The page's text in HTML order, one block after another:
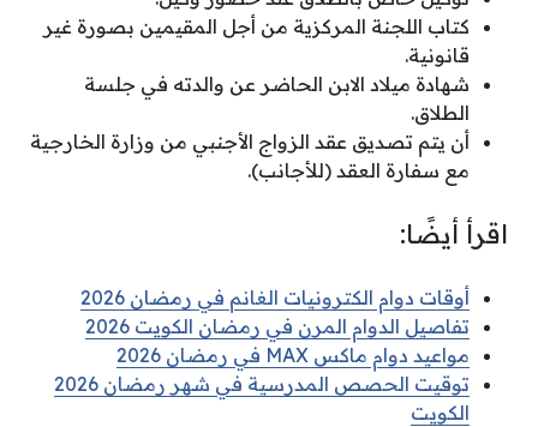
كتاب اللجنة المركزية من أجل المقيمين بصورة غير
قانونية.
شهادة ميلاد الابن الحاضر عن والدته في جلسة
الطلاق.
أن يتم تصديق عقد الزواج الأجنبي من وزارة الخارجية
مع سفارة العقد (للأجانب).
اقرأ أيضًا:
أوقات دوام الكترونيات الغانم في رمضان 2026
تفاصيل الدوام المرن في رمضان الكويت 2026
مواعيد دوام ماكس MAX في رمضان 2026
توقيت الحصص المدرسية في شهر رمضان 2026
الكويت